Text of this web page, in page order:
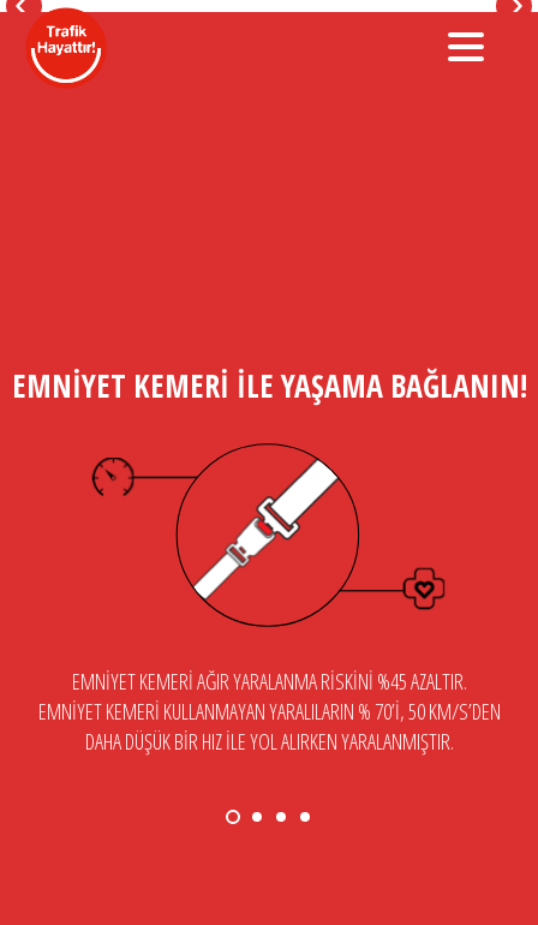
EMNİYET KEMERİ İLE YAŞAMA BAĞLANIN!
EMNIYET KEMERI AĞIR YARALANMA RISKINI %45 AZALTIR.
EMNIYET KEMERI KULLANMAYAN YARALILARIN % 70’I, 50 KM/S’DEN
DAHA DÜŞÜK BIR HIZ ILE YOL ALIRKEN YARALANMIŞTIR.